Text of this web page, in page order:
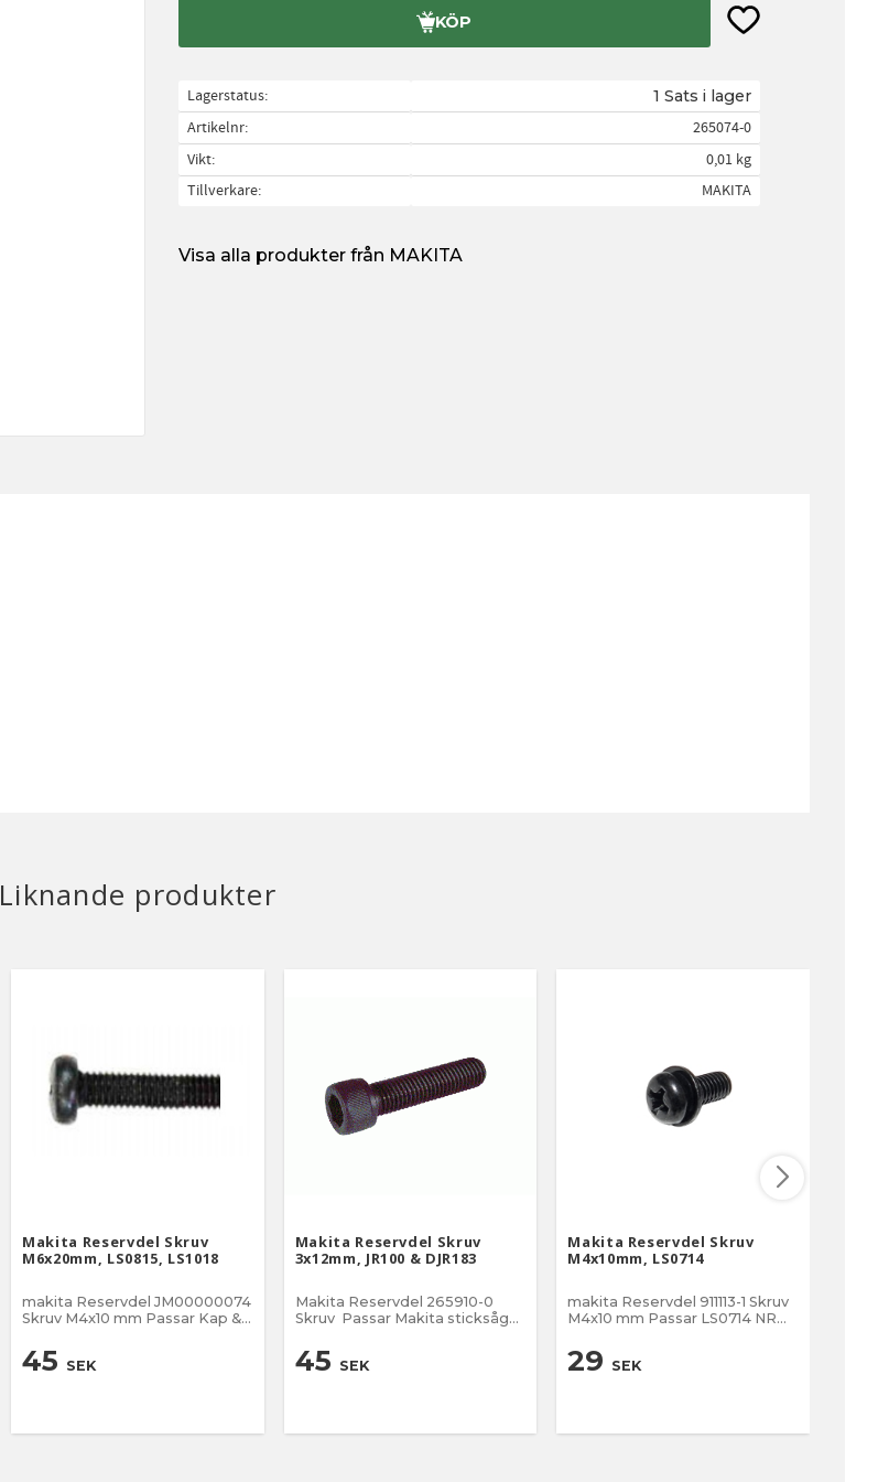
KÖP Lägg till i
Lagerstatus 1 Sats i lager
Artikelnr
265074-0
Vikt
0,01 kg
Tillverkare
MAKITA
Visa alla produkter från MAKITA
Liknande produkter
Makita Reservdel Skruv
M6x20mm, LS0815, LS1018
makita Reservdel JM00000074
Skruv M4x10 mm Passar Kap &
009-1 på sprängskissen Skruv
6x20mm
45 SEK
Makita Reservdel Skruv
3x12mm, JR100 & DJR183
Makita Reservdel 265910-0
Skruv Passar Makita sticksåg
sprängskissen (DTD154) Insex
M3x12mm
45 SEK
Makita Reservdel Skruv
M4x10mm, LS0714
makita Reservdel 911113-1 Skruv
M4x10 mm Passar LS0714 NR
4x10mm med 2x bricka
29 SEK